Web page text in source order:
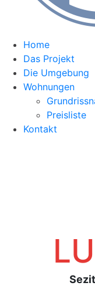
Home
Das Projekt
Die Umgebung
Wohnungen
Preisliste
Kontakt